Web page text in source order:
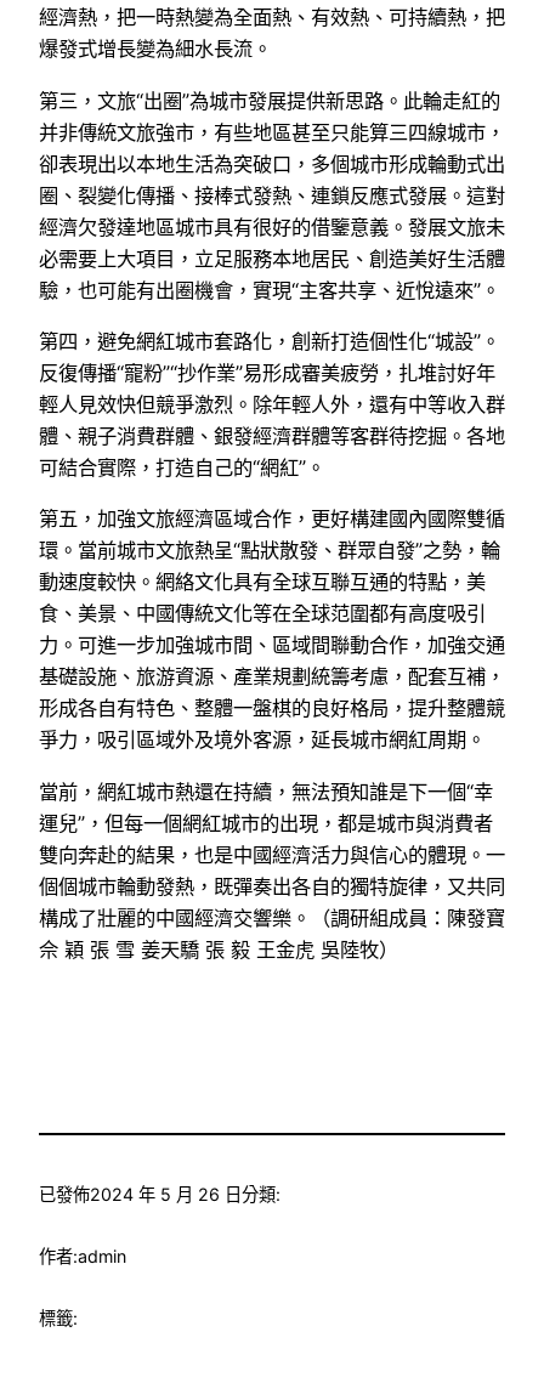
經濟熱，把一時熱變為全面熱、有效熱、可持續熱，把
爆發式增長變為細水長流。
第三，文旅“出圈”為城市發展提供新思路。此輪走紅的
并非傳統文旅強市，有些地區甚至只能算三四線城市，
卻表現出以本地生活為突破口，多個城市形成輪動式出
圈、裂變化傳播、接棒式發熱、連鎖反應式發展。這對
經濟欠發達地區城市具有很好的借鑒意義。發展文旅未
必需要上大項目，立足服務本地居民、創造美好生活體
驗，也可能有出圈機會，實現“主客共享、近悅遠來”。
第四，避免網紅城市套路化，創新打造個性化“城設”。
反復傳播“寵粉”“抄作業”易形成審美疲勞，扎堆討好年
輕人見效快但競爭激烈。除年輕人外，還有中等收入群
體、親子消費群體、銀發經濟群體等客群待挖掘。各地
可結合實際，打造自己的“網紅”。
第五，加強文旅經濟區域合作，更好構建國內國際雙循
環。當前城市文旅熱呈“點狀散發、群眾自發”之勢，輪
動速度較快。網絡文化具有全球互聯互通的特點，美
食、美景、中國傳統文化等在全球范圍都有高度吸引
力。可進一步加強城市間、區域間聯動合作，加強交通
基礎設施、旅游資源、產業規劃統籌考慮，配套互補，
形成各自有特色、整體一盤棋的良好格局，提升整體競
爭力，吸引區域外及境外客源，延長城市網紅周期。
當前，網紅城市熱還在持續，無法預知誰是下一個“幸
運兒”，但每一個網紅城市的出現，都是城市與消費者
雙向奔赴的結果，也是中國經濟活力與信心的體現。一
個個城市輪動發熱，既彈奏出各自的獨特旋律，又共同
構成了壯麗的中國經濟交響樂。（調研組成員：陳發寶
佘 穎 張 雪 姜天驕 張 毅 王金虎 吳陸牧）
已發佈2024 年 5 月 26 日分類:
作者:admin
標籤: